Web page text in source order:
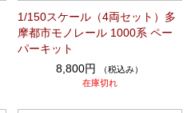
1/150スケール（4両セット）多
摩都市モノレール 1000系 ペー
パーキット
8,800円
（税込み）
在庫切れ